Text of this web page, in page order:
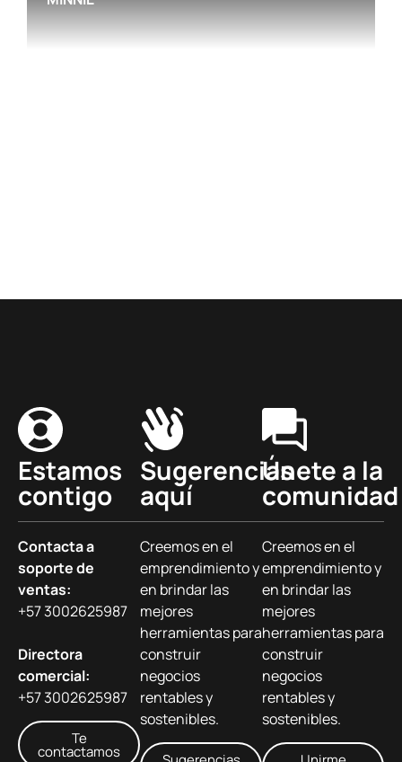
Estamos
contigo
Contacta a
soporte de
ventas:
+57 3002625987
Directora
comercial:
+57 3002625987
Te
contactamos
Sugerencias
aquí
Creemos en el
emprendimiento y
en brindar las
mejores
herramientas para
construir
negocios
rentables y
sostenibles.
Únete a la
comunidad
Creemos en el
emprendimiento y
en brindar las
mejores
herramientas para
construir
negocios
rentables y
sostenibles.